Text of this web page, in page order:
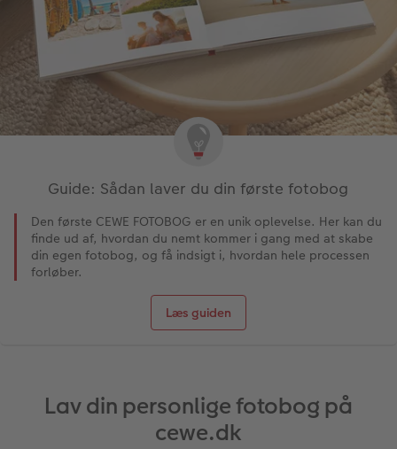
Guide: Sådan laver du din første fotobog
Den første CEWE FOTOBOG er en unik oplevelse. Her kan du
finde ud af, hvordan du nemt kommer i gang med at skabe
din egen fotobog, og få indsigt i, hvordan hele processen
forløber.
Læs guiden
Lav din personlige fotobog på
cewe.dk